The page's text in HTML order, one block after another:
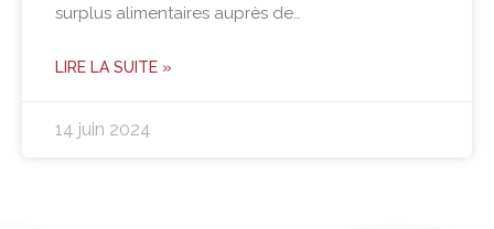
surplus alimentaires auprès de…
LIRE LA SUITE »
14 juin 2024